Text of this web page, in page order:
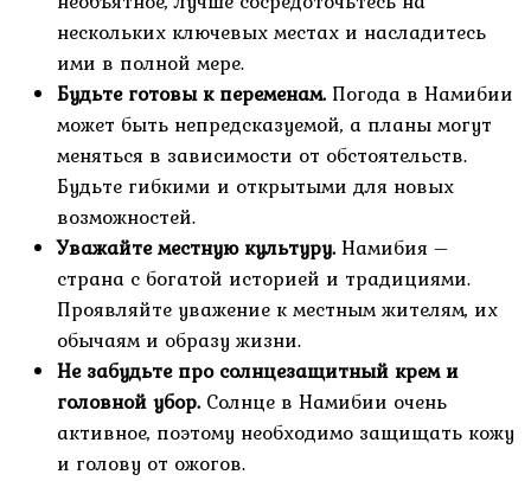
нескольких ключевых местах и насладитесь
ими в полной мере.
Будьте готовы к переменам. Погода в Намибии
может быть непредсказуемой, а планы могут
меняться в зависимости от обстоятельств.
Будьте гибкими и открытыми для новых
возможностей.
Уважайте местную культуру.Намибия –
страна с богатой историей и традициями.
Проявляйте уважение к местным жителям, их
обычаям и образу жизни.
Не забудьте про солнцезащитный крем и
головной убор. Солнце в Намибии очень
активное, поэтому необходимо защищать кожу
и голову от ожогов.